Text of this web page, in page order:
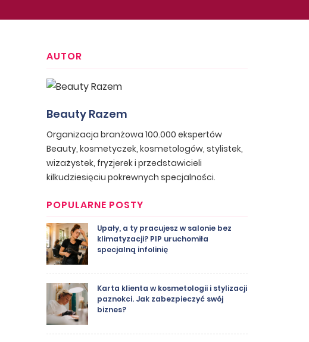
AUTOR
Beauty Razem
Organizacja branżowa 100.000 ekspertów
Beauty, kosmetyczek, kosmetologów, stylistek,
wizażystek, fryzjerek i przedstawicieli
kilkudziesięciu pokrewnych specjalności.
POPULARNE POSTY
Upały, a ty pracujesz w salonie bez
klimatyzacji? PIP uruchomiła
specjalną infolinię
Karta klienta w kosmetologii i stylizacji
paznokci. Jak zabezpieczyć swój
biznes?